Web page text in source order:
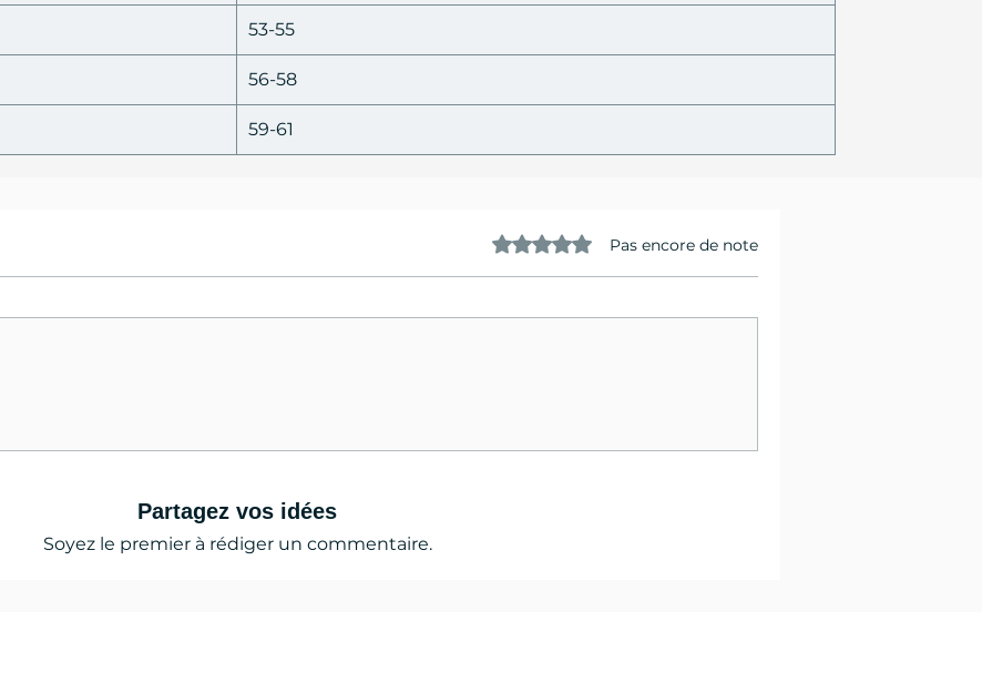
53-55
56-58
59-61
Noté 0 étoile sur 5. Pas encore de note
Partagez vos idées
Soyez le premier à rédiger un commentaire.